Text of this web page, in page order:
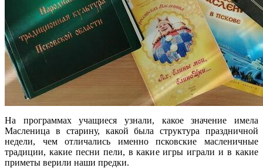
На программах учащиеся узнали, какое значение имела
Масленица в старину, какой была структура праздничной
недели, чем отличались именно псковские масленичные
традиции, какие песни пели, в какие игры играли и в какие
приметы верили наши предки.